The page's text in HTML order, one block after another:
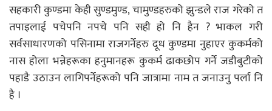
सहकारी कुण्डमा केही सुण्डमुण्ड, चामुण्डहरुको झुन्डले राज गरेको त
तपाइलाई पचेपनि नपचे पनि सही हो नि हैन ? भाकल गरी
सर्वसाधारणको पसिनामा राजगर्नेहरु दूध कुण्डमा नुहाएर कुकर्मको
नास होला भन्नेहरूका हनुमानहरू कुकर्म ढाकछोप गर्ने जडीबुटीको
पहाडै उठाउन लागिपर्नेहरूको पनि जात्रामा नाम त जनाउनु पर्ला नि
है ।